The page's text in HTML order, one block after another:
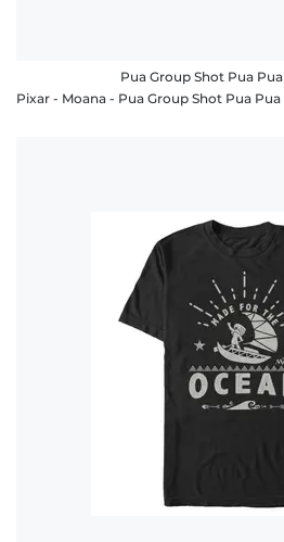
Pua Group Shot Pua Pua